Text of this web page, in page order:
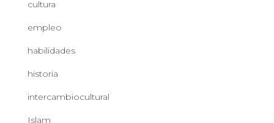
cultura
empleo
habilidades
historia
intercambiocultural
Islam